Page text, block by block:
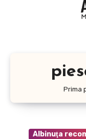
Prima
Albinuţa